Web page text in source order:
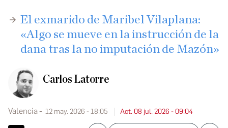
El exmarido de Maribel Vilaplana:
«Algo se mueve en la instrucción de la
dana tras la no imputación de Mazón»
Carlos Latorre
Valencia 12 may. 2026 - 18:05 Act. 08 jul. 2026 - 09:04